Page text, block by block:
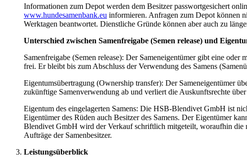
Informationen zum Depot werden dem Besitzer passwortgesichert
www.hundesamenbank.eu informieren. Anfragen zum Depot können
Werktagen beantwortet. Dienstliche Gründe können aber auch zu
Unterschied zwischen Samenfreigabe (Semen release) und
Samenfreigabe (Semen release): Der Sameneigentümer gibt eine
frei. Er bleibt bis zum Abschluss der Verwendung des Samens
Eigentumsübertragung (Ownership transfer): Der Sameneigentümer
zukünftige Samenverwendung ab und verliert die Auskunftsrechte
Eigentum des eingelagerten Samens: Die HSB-Blendivet GmbH ist
Eigentümer des Rüden auch Besitzer des Samens. Der Eigentümer
Blendivet GmbH wird der Verkauf schriftlich mitgeteilt, woraufhin die
Aufträge der Samenbesitzer.
Leistungsüberblick